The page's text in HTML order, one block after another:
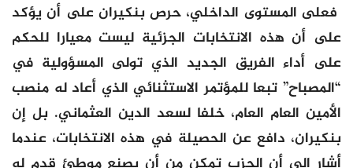
فعلى المستوى الداخلي، حرص بنكيران على أن يؤكد
على أن هذه الانتخابات الجزئية ليست معيارا للحكم
على أداء الفريق الجديد الذي تولى المسؤولية في
“المصباح” تبعا للمؤتمر الاستثنائي الذي أعاد له منصب
الأمين العام العام، خلفا لسعد الدين العثماني. بل إن
بنكيران، دافع عن الحصيلة في هذه الانتخابات، عندما